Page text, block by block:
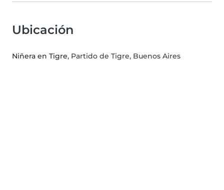
Ubicación
Niñera en Tigre, Partido de Tigre, Buenos Aires